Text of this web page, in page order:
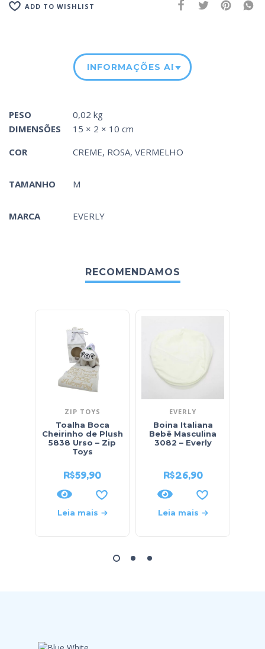
ADD TO WISHLIST
INFORMAÇÕES ADICIONAIS
PESO
0,02 kg
DIMENSÕES
15 × 2 × 10 cm
COR
CREME, ROSA, VERMELHO
TAMANHO M
MARCA EVERLY
RECOMENDAMOS
ZIP TOYS
Toalha Boca
Cheirinho de Plush
5838 Urso – Zip
Toys
R$59,90
Leia mais
EVERLY
Boina Italiana
Bebê Masculina
3082 – Everly
R$26,90
Leia mais